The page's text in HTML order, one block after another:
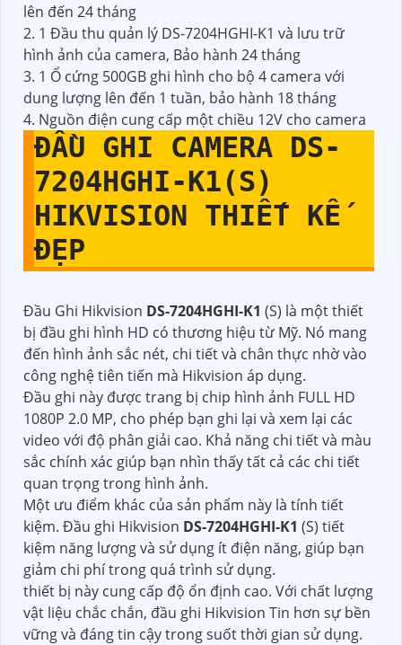
lên đến 24 tháng
2. 1 Đầu thu quản lý DS-7204HGHI-K1 và lưu trữ
hình ảnh của camera, Bảo hành 24 tháng
3. 1 Ổ cứng 500GB ghi hình cho bộ 4 camera với
dung lượng lên đến 1 tuần, bảo hành 18 tháng
4. Nguồn điện cung cấp một chiều 12V cho camera
ĐẦU GHI CAMERA DS-
7204HGHI-K1(S)
HIKVISION THIẾT KẾ
ĐẸP
Đầu Ghi Hikvision DS-7204HGHI-K1 (S) là một thiết
bị đầu ghi hình HD có thương hiệu từ Mỹ. Nó mang
đến hình ảnh sắc nét, chi tiết và chân thực nhờ vào
công nghệ tiên tiến mà Hikvision áp dụng.
Đầu ghi này được trang bị chip hình ảnh FULL HD
1080P 2.0 MP, cho phép bạn ghi lại và xem lại các
video với độ phân giải cao. Khả năng chi tiết và màu
sắc chính xác giúp bạn nhìn thấy tất cả các chi tiết
quan trọng trong hình ảnh.
Một ưu điểm khác của sản phẩm này là tính tiết
kiệm. Đầu ghi Hikvision DS-7204HGHI-K1 (S) tiết
kiệm năng lượng và sử dụng ít điện năng, giúp bạn
giảm chi phí trong quá trình sử dụng.
thiết bị này cung cấp độ ổn định cao. Với chất lượng
vật liệu chắc chắn, đầu ghi Hikvision Tin hơn sự bền
vững và đáng tin cậy trong suốt thời gian sử dụng.